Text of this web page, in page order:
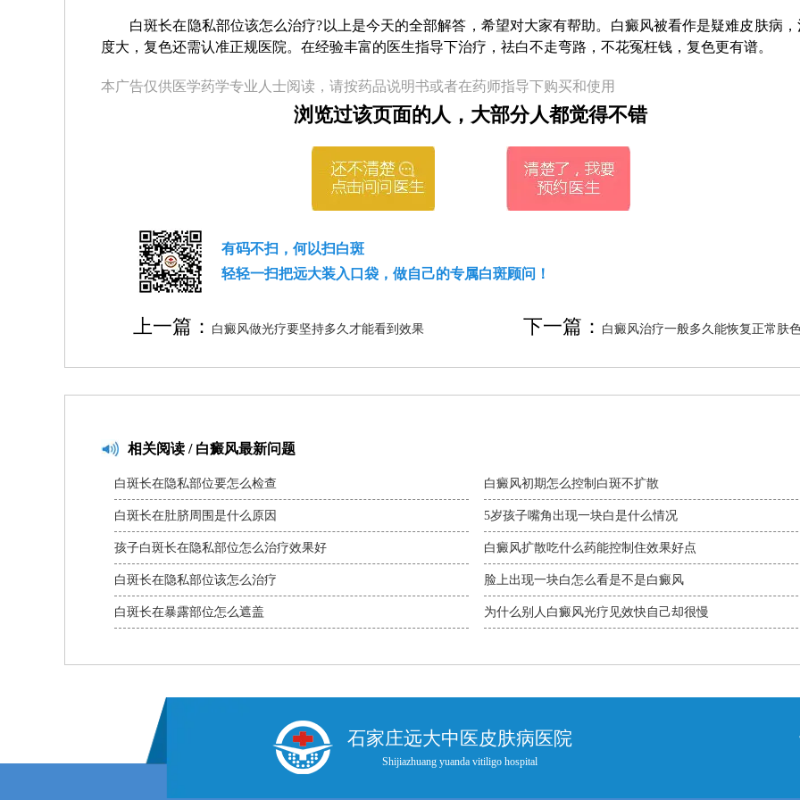
白斑长在隐私部位该怎么治疗?以上是今天的全部解答，希望对大家有帮助。白癜风被看作是疑难皮肤病，
度大，复色还需认准正规医院。在经验丰富的医生指导下治疗，祛白不走弯路，不花冤枉钱，复色更有谱。
本广告仅供医学药学专业人士阅读，请按药品说明书或者在药师指导下购买和使用
浏览过该页面的人，大部分人都觉得不错
有码不扫，何以扫白斑
轻轻一扫把远大装入口袋，做自己的专属白斑顾问！
上一篇： 白癜风做光疗要坚持多久才能看到效果 下一篇： 白癜风治疗一般多久能恢复正常肤
相关阅读 / 白癜风最新问题
白斑长在隐私部位要怎么检查
白斑长在肚脐周围是什么原因
孩子白斑长在隐私部位怎么治疗效果好
白斑长在隐私部位该怎么治疗
白斑长在暴露部位怎么遮盖
白癜风初期怎么控制白斑不扩散
5岁孩子嘴角出现一块白是什么情况
白癜风扩散吃什么药能控制住效果好点
脸上出现一块白怎么看是不是白癜风
为什么别人白癜风光疗见效快自己却很慢
石家庄远大中医皮肤病医院
Shijiazhuang yuanda vitiligo hospital